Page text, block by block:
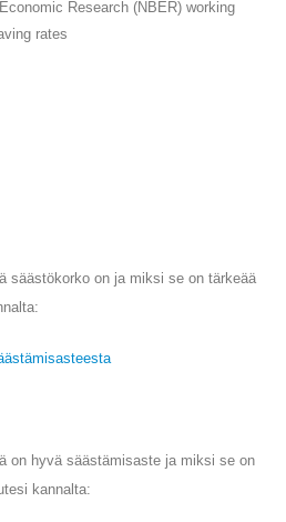
Research (NBER) working
rates
säästökorko on ja miksi se on tärkeää
on hyvä säästämisaste ja miksi se on
kannalta: